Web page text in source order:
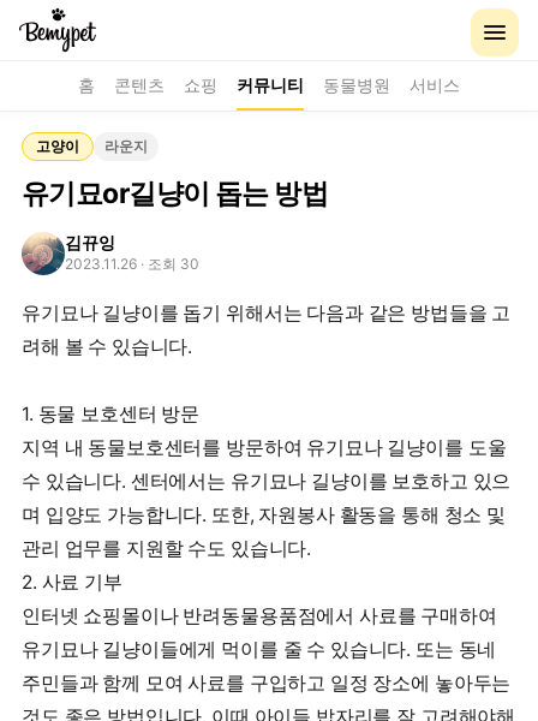
홈 콘텐츠 쇼핑 커뮤니티 동물병원 서비스
고양이 라운지
유기묘or길냥이 돕는 방법
김뀨잉
2023.11.26 · 조회 30
유기묘나 길냥이를 돕기 위해서는 다음과 같은 방법들을 고
려해 볼 수 있습니다.
1. 동물 보호센터 방문
지역 내 동물보호센터를 방문하여 유기묘나 길냥이를 도울
수 있습니다. 센터에서는 유기묘나 길냥이를 보호하고 있으
며 입양도 가능합니다. 또한, 자원봉사 활동을 통해 청소 및
관리 업무를 지원할 수도 있습니다.
2. 사료 기부
인터넷 쇼핑몰이나 반려동물용품점에서 사료를 구매하여
유기묘나 길냥이들에게 먹이를 줄 수 있습니다. 또는 동네
주민들과 함께 모여 사료를 구입하고 일정 장소에 놓아두는